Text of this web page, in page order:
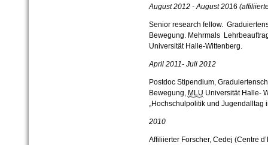
August 2012 - August 2016
Senior research fellow.
Bewegung. Mehrmals
Universität Halle-Wittenberg.
April 2011- Juli 2012
Postdoc Stipendium,
Bewegung, MLU Universität Halle-
„Hochschulpolitik und Jugendalltag
2010
Affiliierter Forscher, Cedej (Centre